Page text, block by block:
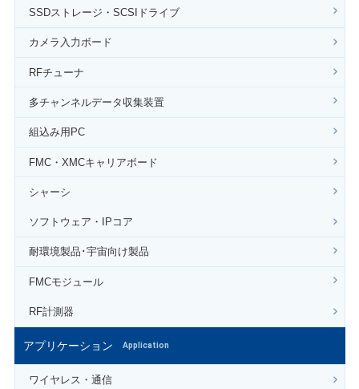
SSDストレージ・SCSIドライブ
カメラ入力ボード
RFチューナ
多チャンネルデータ収集装置
組込み用PC
FMC・XMCキャリアボード
シャーシ
ソフトウェア・IPコア
耐環境製品･宇宙向け製品
FMCモジュール
RF計測器
アプリケーション Application
ワイヤレス・通信